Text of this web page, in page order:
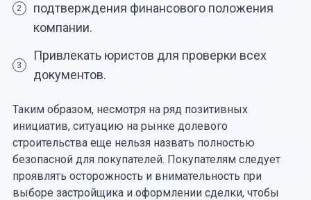
2
подтверждения финансового положения
компании.
3
Привлекать юристов для проверки всех
документов.
Таким образом, несмотря на ряд позитивных
инициатив, ситуацию на рынке долевого
строительства еще нельзя назвать полностью
безопасной для покупателей. Покупателям следует
проявлять осторожность и внимательность при
выборе застройщика и оформлении сделки, чтобы